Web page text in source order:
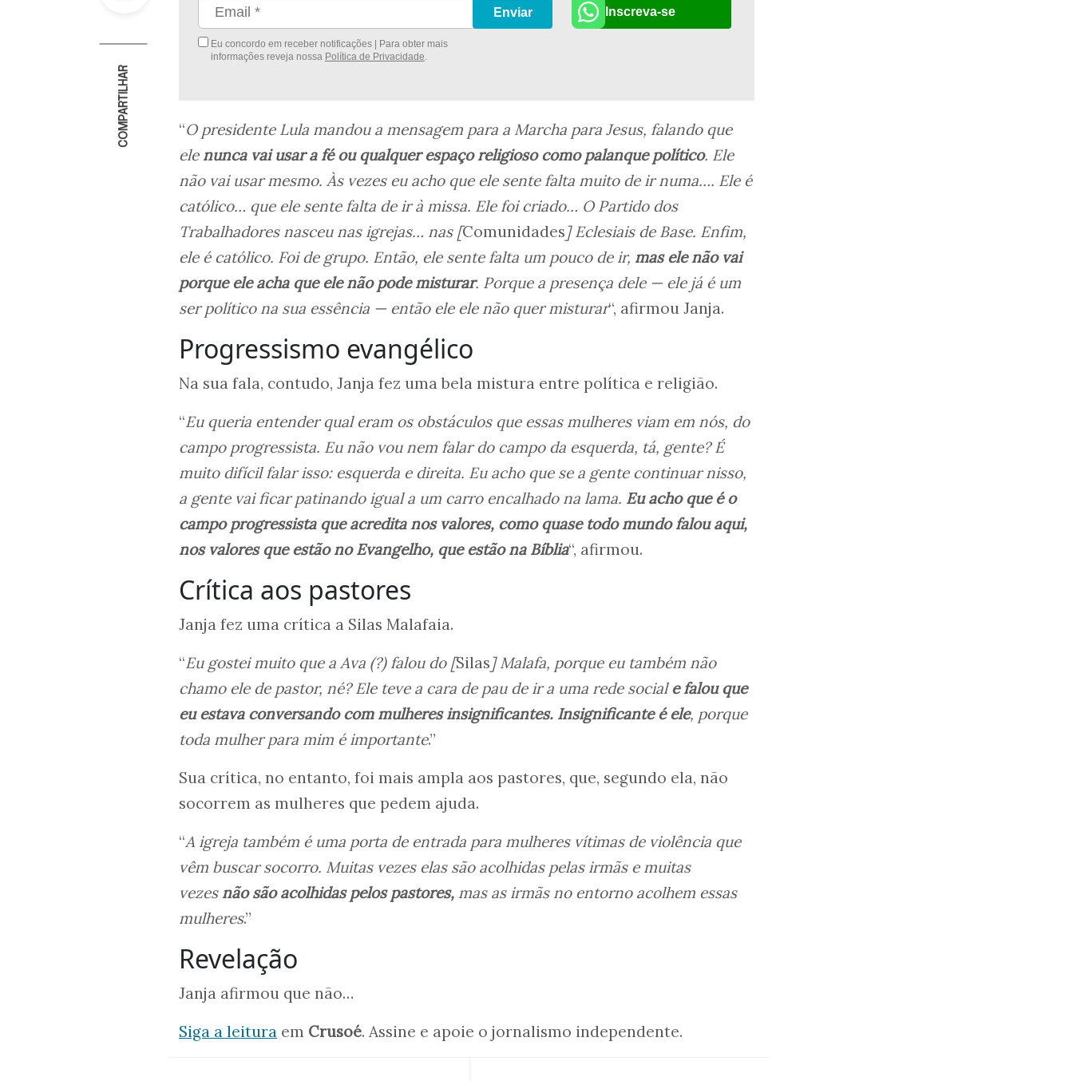
COMPARTILHAR
Eu concordo em receber notificações | Para obter mais
informações reveja nossa Política de Privacidade.
Enviar Inscreva-se
“O presidente Lula mandou a mensagem para a Marcha para Jesus, falando que
ele nunca vai usar a fé ou qualquer espaço religioso como palanque político. Ele
não vai usar mesmo. Às vezes eu acho que ele sente falta muito de ir numa…. Ele é
católico… que ele sente falta de ir à missa. Ele foi criado… O Partido dos
Trabalhadores nasceu nas igrejas… nas [Comunidades] Eclesiais de Base. Enfim,
ele é católico. Foi de grupo. Então, ele sente falta um pouco de ir, mas ele não vai
porque ele acha que ele não pode misturar. Porque a presença dele — ele já é um
ser político na sua essência — então ele ele não quer misturar“, afirmou Janja.
Progressismo evangélico
Na sua fala, contudo, Janja fez uma bela mistura entre política e religião.
“Eu queria entender qual eram os obstáculos que essas mulheres viam em nós, do
campo progressista. Eu não vou nem falar do campo da esquerda, tá, gente? É
muito difícil falar isso: esquerda e direita. Eu acho que se a gente continuar nisso,
a gente vai ficar patinando igual a um carro encalhado na lama. Eu acho que é o
campo progressista que acredita nos valores, como quase todo mundo falou aqui,
nos valores que estão no Evangelho, que estão na Bíblia“, afirmou.
Crítica aos pastores
Janja fez uma crítica a Silas Malafaia.
“Eu gostei muito que a Ava (?) falou do [Silas] Malafa, porque eu também não
chamo ele de pastor, né? Ele teve a cara de pau de ir a uma rede sociale falou que
eu estava conversando com mulheres insignificantes. Insignificante é ele, porque
toda mulher para mim é importante.”
Sua crítica, no entanto, foi mais ampla aos pastores, que, segundo ela, não
socorrem as mulheres que pedem ajuda.
“A igreja também é uma porta de entrada para mulheres vítimas de violência que
vêm buscar socorro. Muitas vezes elas são acolhidas pelas irmãs e muitas
vezes não são acolhidas pelos pastores, mas as irmãs no entorno acolhem essas
mulheres.”
Revelação
Janja afirmou que não…
Siga a leitura em Crusoé. Assine e apoie o jornalismo independente.